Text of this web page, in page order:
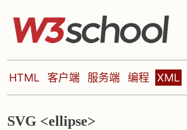
HTML 客户端 服务端 编程 XML
SVG <ellipse>